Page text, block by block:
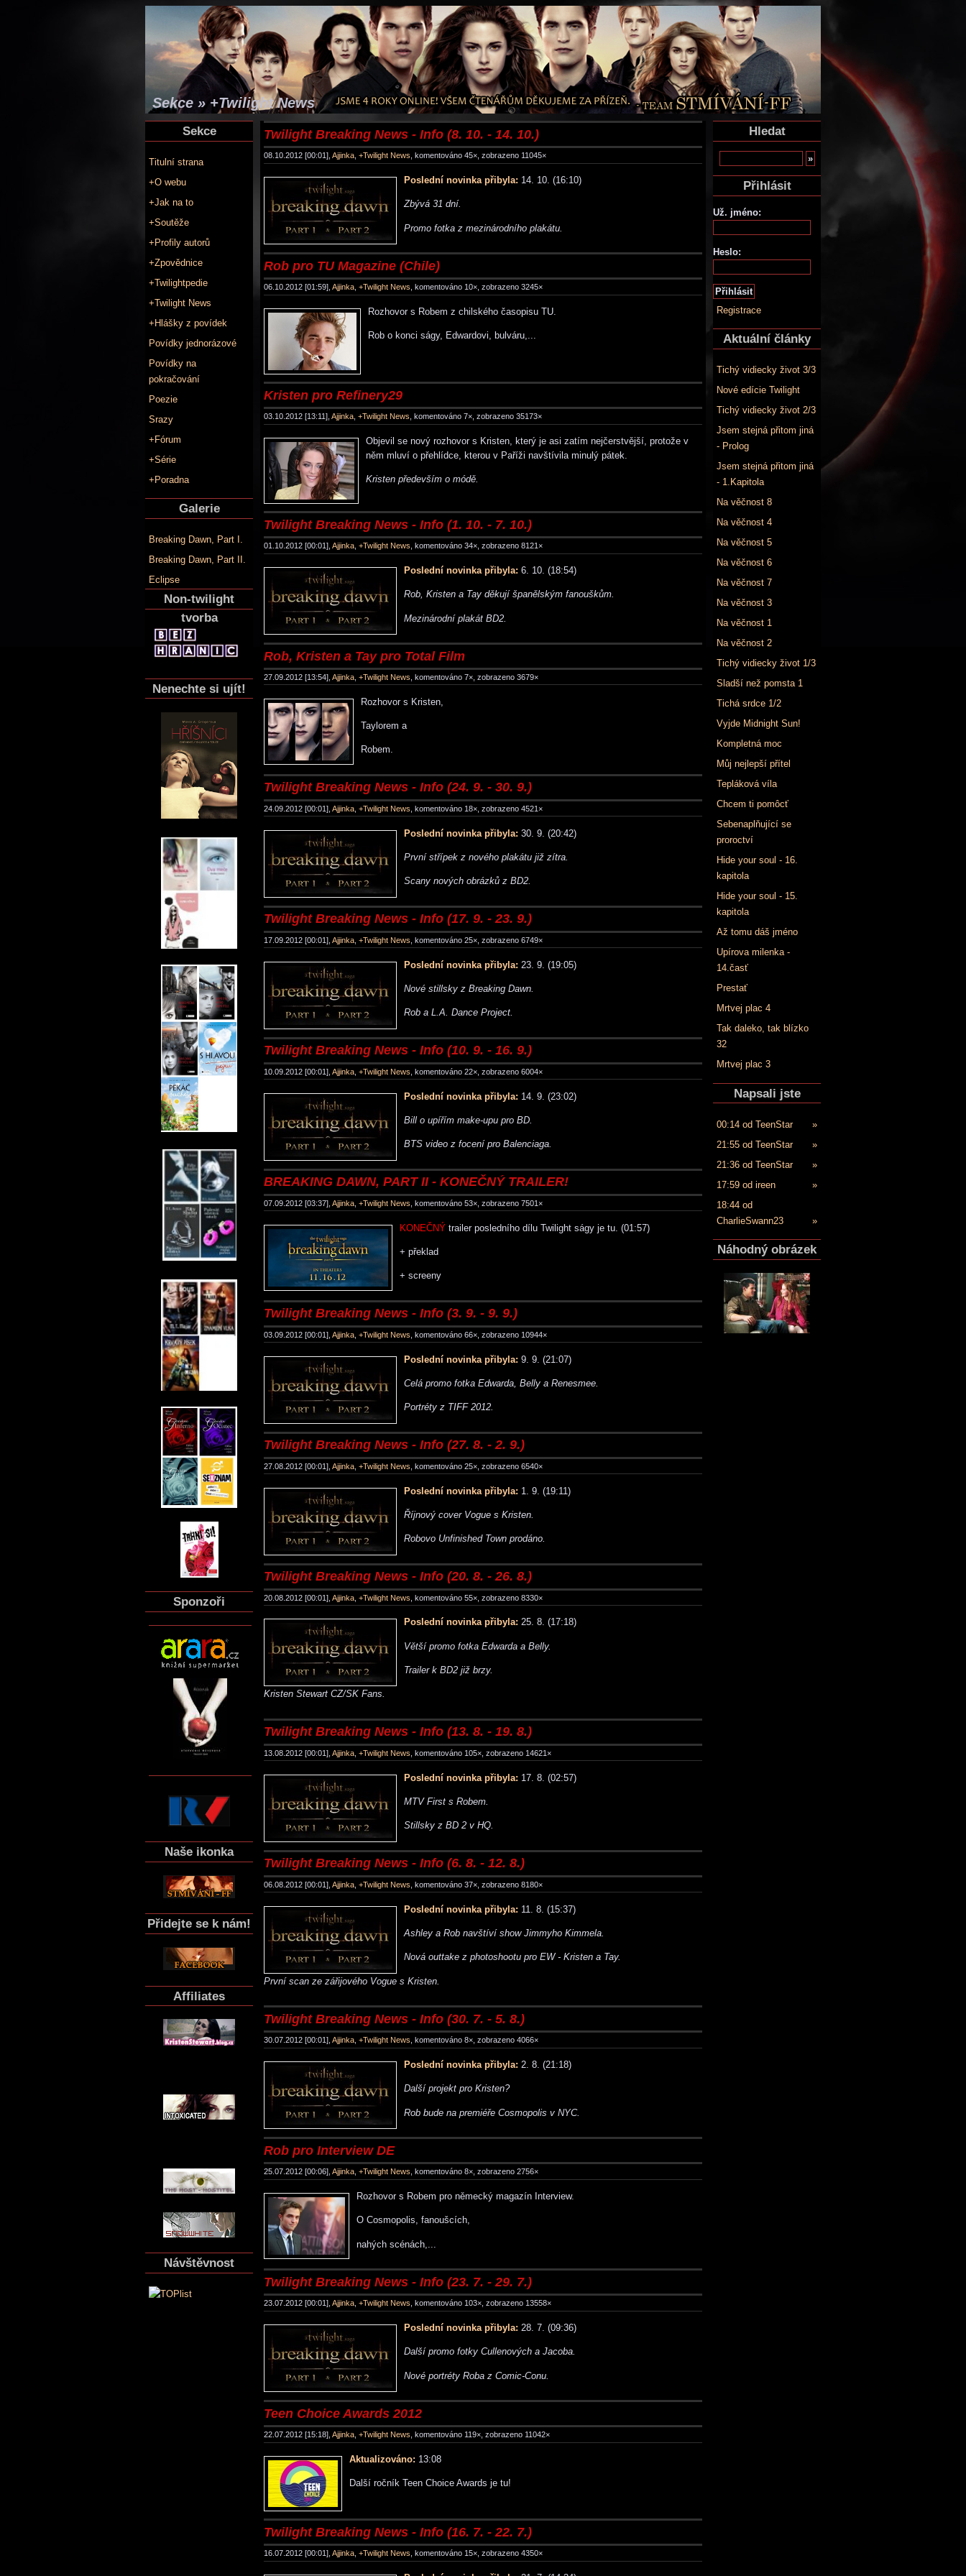
Sekce » +Twilight News
Sekce
Titulní strana
+O webu
+Jak na to
+Soutěže
+Profily autorů
+Zpovědnice
+Twilightpedie
+Twilight News
+Hlášky z povídek
Povídky jednorázové
Povídky na
pokračování
Poezie
Srazy
+Fórum
+Série
+Poradna
Galerie
Breaking Dawn, Part I.
Breaking Dawn, Part II.
Eclipse
Non-twilight
tvorba
Nenechte si ujít!
Sponzoři
Naše ikonka
Přidejte se k nám!
Affiliates
Návštěvnost
Twilight Breaking News - Info (8. 10. - 14. 10.)
08.10.2012 [00:01], Ajjinka +Twilight News , komentováno 45×, zobrazeno 11045×
Poslední novinka přibyla: 14. 10. (16:10)
Zbývá 31 dní.
Promo fotka z mezinárodního plakátu.
Rob pro TU Magazine (Chile)
06.10.2012 [01:59], Ajjinka +Twilight News , komentováno 10×, zobrazeno 3245×
Rozhovor s Robem z chilského časopisu TU.
Rob o konci ságy, Edwardovi, bulváru,...
Kristen pro Refinery29
03.10.2012 [13:11], Ajjinka +Twilight News , komentováno 7×, zobrazeno 35173×
Objevil se nový rozhovor s Kristen, který je asi zatím nejčerstvější, protože v
něm mluví o přehlídce, kterou v Paříži navštívila minulý pátek.
Kristen především o módě.
Twilight Breaking News - Info (1. 10. - 7. 10.)
01.10.2012 [00:01], Ajjinka +Twilight News , komentováno 34×, zobrazeno 8121×
Poslední novinka přibyla: 6. 10. (18:54)
Rob, Kristen a Tay děkují španělským fanouškům.
Mezinárodní plakát BD2.
Rob, Kristen a Tay pro Total Film
27.09.2012 [13:54], Ajjinka +Twilight News , komentováno 7×, zobrazeno 3679×
Rozhovor s Kristen,
Taylorem a
Robem.
Twilight Breaking News - Info (24. 9. - 30. 9.)
24.09.2012 [00:01], Ajjinka +Twilight News , komentováno 18×, zobrazeno 4521×
Poslední novinka přibyla: 30. 9. (20:42)
První střípek z nového plakátu již zítra.
Scany nových obrázků z BD2.
Twilight Breaking News - Info (17. 9. - 23. 9.)
17.09.2012 [00:01], Ajjinka +Twilight News , komentováno 25×, zobrazeno 6749×
Poslední novinka přibyla: 23. 9. (19:05)
Nové stillsky z Breaking Dawn.
Rob a L.A. Dance Project.
Twilight Breaking News - Info (10. 9. - 16. 9.)
10.09.2012 [00:01], Ajjinka +Twilight News , komentováno 22×, zobrazeno 6004×
Poslední novinka přibyla: 14. 9. (23:02)
Bill o upířím make-upu pro BD.
BTS video z focení pro Balenciaga.
BREAKING DAWN, PART II - KONEČNÝ TRAILER!
07.09.2012 [03:37], Ajjinka +Twilight News , komentováno 53×, zobrazeno 7501×
KONEČNÝ trailer posledního dílu Twilight ságy je tu. (01:57)
+ překlad
+ screeny
Twilight Breaking News - Info (3. 9. - 9. 9.)
03.09.2012 [00:01], Ajjinka +Twilight News , komentováno 66×, zobrazeno 10944×
Poslední novinka přibyla: 9. 9. (21:07)
Celá promo fotka Edwarda, Belly a Renesmee.
Portréty z TIFF 2012.
Twilight Breaking News - Info (27. 8. - 2. 9.)
27.08.2012 [00:01], Ajjinka +Twilight News , komentováno 25×, zobrazeno 6540×
Poslední novinka přibyla: 1. 9. (19:11)
Říjnový cover Vogue s Kristen.
Robovo Unfinished Town prodáno.
Twilight Breaking News - Info (20. 8. - 26. 8.)
20.08.2012 [00:01], Ajjinka +Twilight News , komentováno 55×, zobrazeno 8330×
Poslední novinka přibyla: 25. 8. (17:18)
Větší promo fotka Edwarda a Belly.
Trailer k BD2 již brzy.
Kristen Stewart CZ/SK Fans.
Twilight Breaking News - Info (13. 8. - 19. 8.)
13.08.2012 [00:01], Ajjinka +Twilight News , komentováno 105×, zobrazeno 14621×
Poslední novinka přibyla: 17. 8. (02:57)
MTV First s Robem.
Stillsky z BD 2 v HQ.
Twilight Breaking News - Info (6. 8. - 12. 8.)
06.08.2012 [00:01], Ajjinka +Twilight News , komentováno 37×, zobrazeno 8180×
Poslední novinka přibyla: 11. 8. (15:37)
Ashley a Rob navštíví show Jimmyho Kimmela.
Nová outtake z photoshootu pro EW - Kristen a Tay.
První scan ze zářijového Vogue s Kristen.
Twilight Breaking News - Info (30. 7. - 5. 8.)
30.07.2012 [00:01], Ajjinka +Twilight News , komentováno 8×, zobrazeno 4066×
Poslední novinka přibyla: 2. 8. (21:18)
Další projekt pro Kristen?
Rob bude na premiéře Cosmopolis v NYC.
Rob pro Interview DE
25.07.2012 [00:06], Ajjinka +Twilight News , komentováno 8×, zobrazeno 2756×
Rozhovor s Robem pro německý magazín Interview.
O Cosmopolis, fanoušcích,
nahých scénách,...
Twilight Breaking News - Info (23. 7. - 29. 7.)
23.07.2012 [00:01], Ajjinka +Twilight News , komentováno 103×, zobrazeno 13558×
Poslední novinka přibyla: 28. 7. (09:36)
Další promo fotky Cullenových a Jacoba.
Nové portréty Roba z Comic-Conu.
Teen Choice Awards 2012
22.07.2012 [15:18], Ajjinka +Twilight News , komentováno 119×, zobrazeno 11042×
Aktualizováno: 13:08
Další ročník Teen Choice Awards je tu!
Twilight Breaking News - Info (16. 7. - 22. 7.)
16.07.2012 [00:01], Ajjinka +Twilight News , komentováno 15×, zobrazeno 4350×
Hledat
Přihlásit
Už. jméno:
Heslo:
Registrace
Aktuální články
Tichý vidiecky život 3/3
Nové edície Twilight
Tichý vidiecky život 2/3
Jsem stejná přitom jiná
- Prolog
Jsem stejná přitom jiná
- 1.Kapitola
Na věčnost 8
Na věčnost 4
Na věčnost 5
Na věčnost 6
Na věčnost 7
Na věčnost 3
Na věčnost 1
Na věčnost 2
Tichý vidiecky život 1/3
Sladší než pomsta 1
Tichá srdce 1/2
Vyjde Midnight Sun!
Kompletná moc
Můj nejlepší přítel
Tepláková víla
Chcem ti pomôcť
Sebenaplňující se
proroctví
Hide your soul - 16.
kapitola
Hide your soul - 15.
kapitola
Až tomu dáš jméno
Upírova milenka -
14.časť
Prestať
Mrtvej plac 4
Tak daleko, tak blízko
32
Mrtvej plac 3
Napsali jste
00:14 od TeenStar
»
21:55 od TeenStar
»
21:36 od TeenStar
»
17:59 od ireen
»
18:44 od
CharlieSwann23
»
Náhodný obrázek